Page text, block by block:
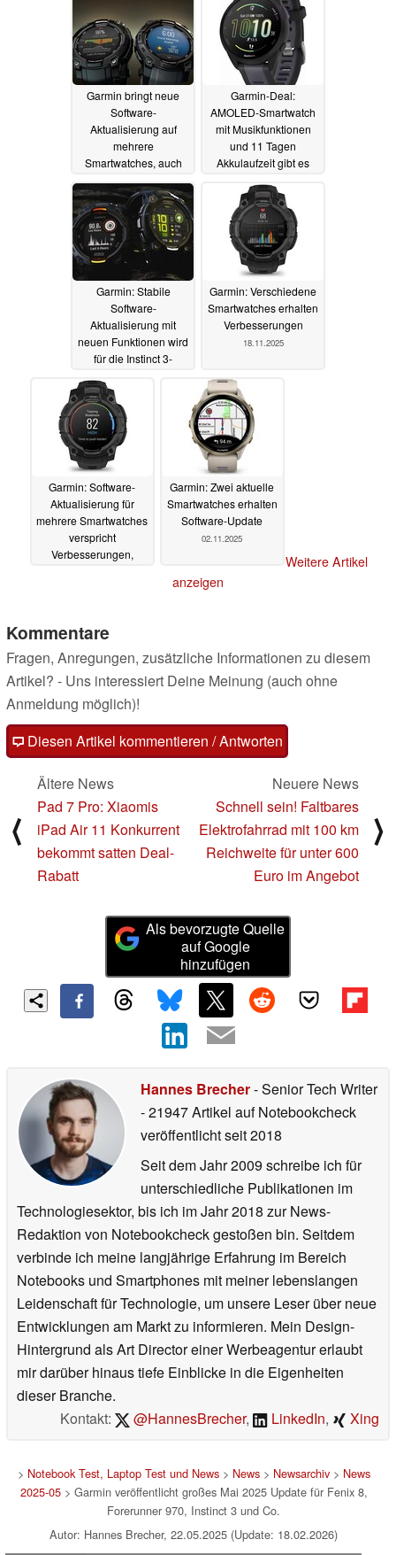
Garmin bringt neue
Software-
Aktualisierung auf
mehrere
Smartwatches, auch
29.01.2026
Garmin-Deal:
AMOLED-Smartwatch
mit Musikfunktionen
und 11 Tagen
Akkulaufzeit gibt es
Garmin: Stabile
Software-
Aktualisierung mit
neuen Funktionen wird
für die Instinct 3-
ausgerollt
Garmin: Verschiedene
Smartwatches erhalten
Verbesserungen
18.11.2025
Garmin: Software-
Aktualisierung für
mehrere Smartwatches
verspricht
Verbesserungen,
Garmin: Zwei aktuelle
Smartwatches erhalten
Software-Update
02.11.2025
Weitere Artikel
anzeigen
Kommentare
Fragen, Anregungen, zusätzliche Informationen zu diesem
Artikel? - Uns interessiert Deine Meinung (auch ohne
Anmeldung möglich)!
Diesen Artikel kommentieren / Antworten
⟨
Ältere News
Pad 7 Pro: Xiaomis
iPad Air 11 Konkurrent
bekommt satten Deal-
Rabatt
Neuere News
Schnell sein! Faltbares
Elektrofahrrad mit 100 km
Reichweite für unter 600
Euro im Angebot
⟩
Als bevorzugte Quelle
auf Google
hinzufügen
Hannes Brecher- Senior Tech Writer
- 21947 Artikel auf Notebookcheck
veröffentlichtseit 2018
Seit dem Jahr 2009 schreibe ich für
unterschiedliche Publikationen im
Technologiesektor, bis ich im Jahr 2018 zur News-
Redaktion von Notebookcheck gestoßen bin. Seitdem
verbinde ich meine langjährige Erfahrung im Bereich
Notebooks und Smartphones mit meiner lebenslangen
Leidenschaft für Technologie, um unsere Leser über neue
Entwicklungen am Markt zu informieren. Mein Design-
Hintergrund als Art Director einer Werbeagentur erlaubt
mir darüber hinaus tiefe Einblicke in die Eigenheiten
dieser Branche.
Kontakt:
@HannesBrecher, LinkedIn, Xing
> Notebook Test, Laptop Test und News> News> Newsarchiv> News
2025-05> Garmin veröffentlicht großes Mai 2025 Update für Fenix 8,
Forerunner 970, Instinct 3 und Co.
Autor: Hannes Brecher, 22.05.2025 (Update: 18.02.2026)